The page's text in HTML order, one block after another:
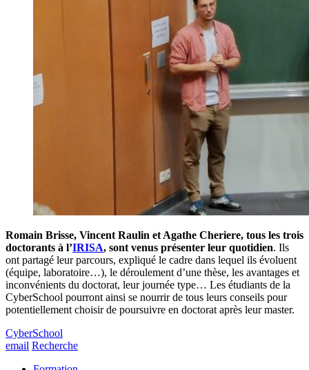
Romain Brisse, Vincent Raulin et Agathe Cheriere, tous les trois
doctorants à l’IRISA, sont venus présenter leur quotidien. Ils
ont partagé leur parcours, expliqué le cadre dans lequel ils évoluent
(équipe, laboratoire…), le déroulement d’une thèse, les avantages et
inconvénients du doctorat, leur journée type… Les étudiants de la
CyberSchool pourront ainsi se nourrir de tous leurs conseils pour
potentiellement choisir de poursuivre en doctorat après leur master.
CyberSchool
email Recherche